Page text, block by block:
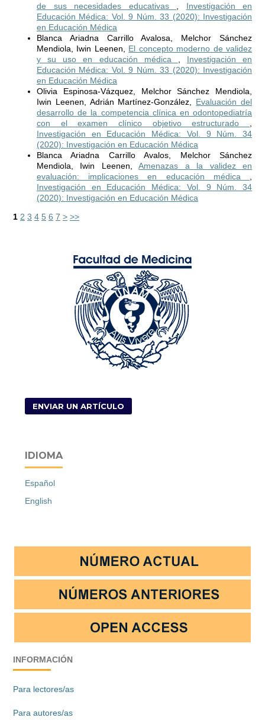
de sus necesidades educativas
Investigación en
Educación Médica: Vol. 9 Núm. 33 (2020): Investigación
en Educación Médica
Blanca Ariadna Carrillo Avalosa, Melchor Sánchez
Mendiola, Iwin Leenen, El concepto moderno de validez
y su uso en educación médica
Investigación en
Educación Médica: Vol. 9 Núm. 33 (2020): Investigación
en Educación Médica
Olivia Espinosa-Vázquez, Melchor Sánchez Mendiola,
Iwin Leenen, Adrián Martínez-González, Evaluación del
desarrollo de la competencia clínica en odontopediatría
con el examen clínico objetivo estructurado
Investigación en Educación Médica: Vol. 9 Núm. 34
(2020): Investigación en Educación Médica
Blanca Ariadna Carrillo Avalos, Melchor Sánchez
Mendiola, Iwin Leenen,Amenazas a la validez en
evaluación: implicaciones en educación médica
Investigación en Educación Médica: Vol. 9 Núm. 34
(2020): Investigación en Educación Médica
1 2 3 4 5 6 7 > >>
ENVIAR UN ARTÍCULO
IDIOMA
Español
English
INFORMACIÓN
Para lectores/as
Para autores/as